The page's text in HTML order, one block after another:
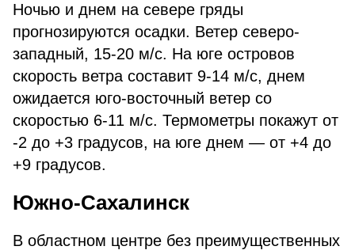
Ночью и днем на севере гряды
прогнозируются осадки. Ветер северо-
западный, 15-20 м/с. На юге островов
скорость ветра составит 9-14 м/с, днем
ожидается юго-восточный ветер со
скоростью 6-11 м/с. Термометры покажут от
-2 до +3 градусов, на юге днем — от +4 до
+9 градусов.
Южно-Сахалинск
В областном центре без преимущественных